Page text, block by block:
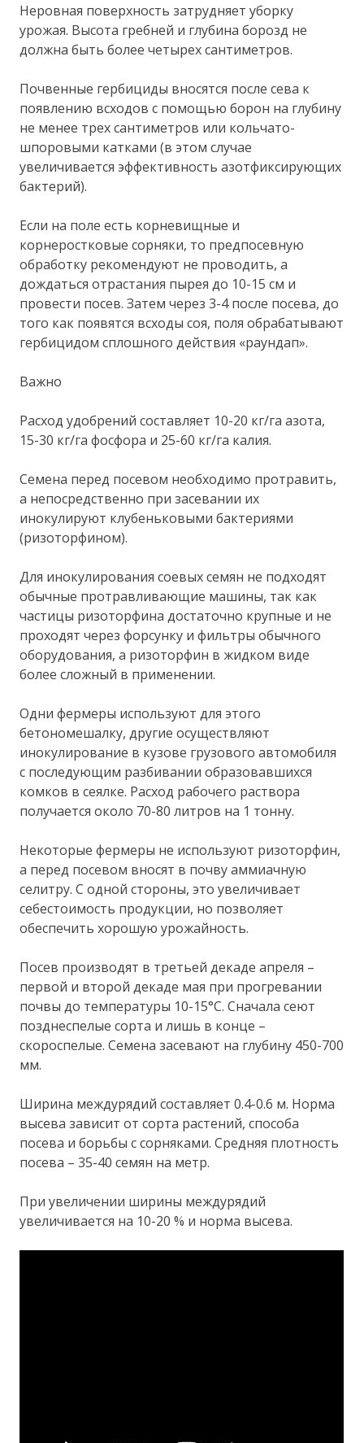
Неровная поверхность затрудняет уборку
урожая. Высота гребней и глубина борозд не
должна быть более четырех сантиметров.
Почвенные гербициды вносятся после сева к
появлению всходов с помощью борон на глубину
не менее трех сантиметров или кольчато-
шпоровыми катками (в этом случае
увеличивается эффективность азотфиксирующих
бактерий).
Если на поле есть корневищные и
корнеростковые сорняки, то предпосевную
обработку рекомендуют не проводить, а
дождаться отрастания пырея до 10-15 см и
провести посев. Затем через 3-4 после посева, до
того как появятся всходы соя, поля обрабатывают
гербицидом сплошного действия «раундап».
Важно
Расход удобрений составляет 10-20 кг/га азота,
15-30 кг/га фосфора и 25-60 кг/га калия.
Семена перед посевом необходимо протравить,
а непосредственно при засевании их
инокулируют клубеньковыми бактериями
(ризоторфином).
Для инокулирования соевых семян не подходят
обычные протравливающие машины, так как
частицы ризоторфина достаточно крупные и не
проходят через форсунку и фильтры обычного
оборудования, а ризоторфин в жидком виде
более сложный в применении.
Одни фермеры используют для этого
бетономешалку, другие осуществляют
инокулирование в кузове грузового автомобиля
с последующим разбивании образовавшихся
комков в сеялке. Расход рабочего раствора
получается около 70-80 литров на 1 тонну.
Некоторые фермеры не используют ризоторфин,
а перед посевом вносят в почву аммиачную
селитру. С одной стороны, это увеличивает
себестоимость продукции, но позволяет
обеспечить хорошую урожайность.
Посев производят в третьей декаде апреля –
первой и второй декаде мая при прогревании
почвы до температуры 10-15°С. Сначала сеют
позднеспелые сорта и лишь в конце –
скороспелые. Семена засевают на глубину 450-700
мм.
Ширина междурядий составляет 0.4-0.6 м. Норма
высева зависит от сорта растений, способа
посева и борьбы с сорняками. Средняя плотность
посева – 35-40 семян на метр.
При увеличении ширины междурядий
увеличивается на 10-20 % и норма высева.